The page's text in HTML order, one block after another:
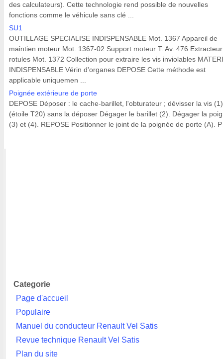
des calculateurs). Cette technologie rend possible de nouvelles
fonctions comme le véhicule sans clé ...
SU1
OUTILLAGE SPECIALISE INDISPENSABLE Mot. 1367 Appareil de
maintien moteur Mot. 1367-02 Support moteur T. Av. 476
rotules Mot. 1372 Collection pour extraire les vis inviolables
INDISPENSABLE Vérin d'organes DEPOSE Cette méthode est
applicable uniquemen ...
Poignée extérieure de porte
DEPOSE Déposer : le cache-barillet, l'obturateur ; dévisser la vis
(étoile T20) sans la déposer Dégager le barillet (2). Dégager la
(3) et (4). REPOSE Positionner le joint de la poignée de porte (A).
Categorie
Page d'accueil
Populaire
Manuel du conducteur Renault Vel Satis
Revue technique Renault Vel Satis
Plan du site